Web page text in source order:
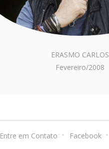
ERASMO CARLOS
Fevereiro/2008
Entre em Contato Facebook